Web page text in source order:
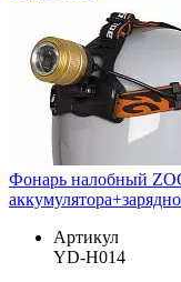
Фонарь налобный
Артикул
YD-H014